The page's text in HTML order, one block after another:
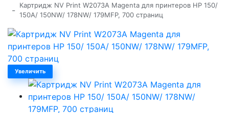
-
Картридж NV Print W2073A Magenta для принтеров HP 150/
150A/ 150NW/ 178NW/ 179MFP, 700 страниц
Увеличить